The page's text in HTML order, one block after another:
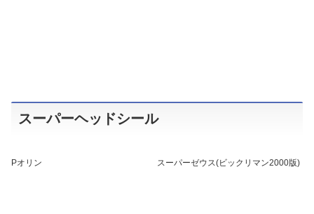
スーパーヘッドシール
Pオリン スーパーゼウス(ビックリマン2000版)